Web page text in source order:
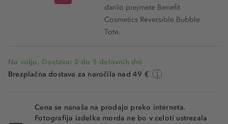
darilo prejmete Benefit
Cosmetics Reversible Bubble
Tote.
Na voljo. Dostava: 2 do 5 delovnih dni
Brezplačna dostava za naročila nad 49 €
Cena se nanaša na prodajo preko interneta.
Fotografija izdelka morda ne bo v celoti ustrezala